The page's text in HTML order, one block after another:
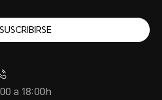
SUSCRIBIRSE
a 18:00h